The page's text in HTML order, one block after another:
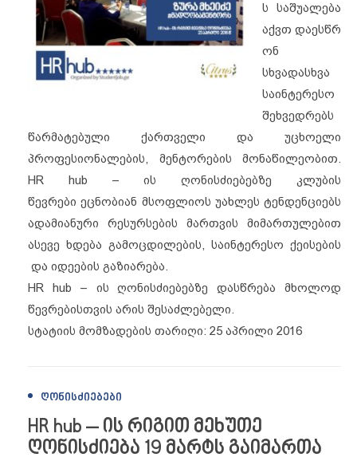
ს საშუალება
აქვთ დაესწრ
ონ
სხვადასხვა
საინტერესო
შეხვედრებს
წარმატებული ქართველი და უცხოელი
პროფესიონალების, მენტორების მონაწილეობით.
HR hub – ის ღონისძიებებზე კლუბის
წევრები ეცნობიან მსოფლიოს უახლეს ტენდენციებს
ადამიანური რესურსების მართვის მიმართულებით
ასევე ხდება გამოცდილების, საინტერესო ქეისების
და იდეების გაზიარება.
HR hub – ის ღონისძიებებზე დასწრება მხოლოდ
წევრებისთვის არის შესაძლებელი.
სტატიის მომზადების თარიღი: 25 აპრილი 2016
ᲦᲝᲜᲘᲡᲫᲘᲔᲑᲔᲑᲘ
HR hub – ის რიგით მეხუთე
ღონისძიება 19 მარტს გაიმართა